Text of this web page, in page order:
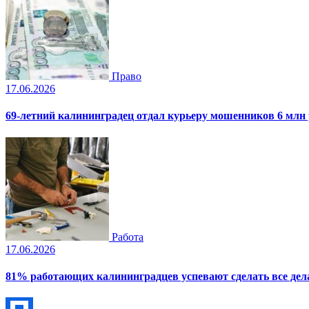
Право
17.06.2026
69-летний калининградец отдал курьеру мошенников 6 млн
Работа
17.06.2026
81% работающих калининградцев успевают сделать все